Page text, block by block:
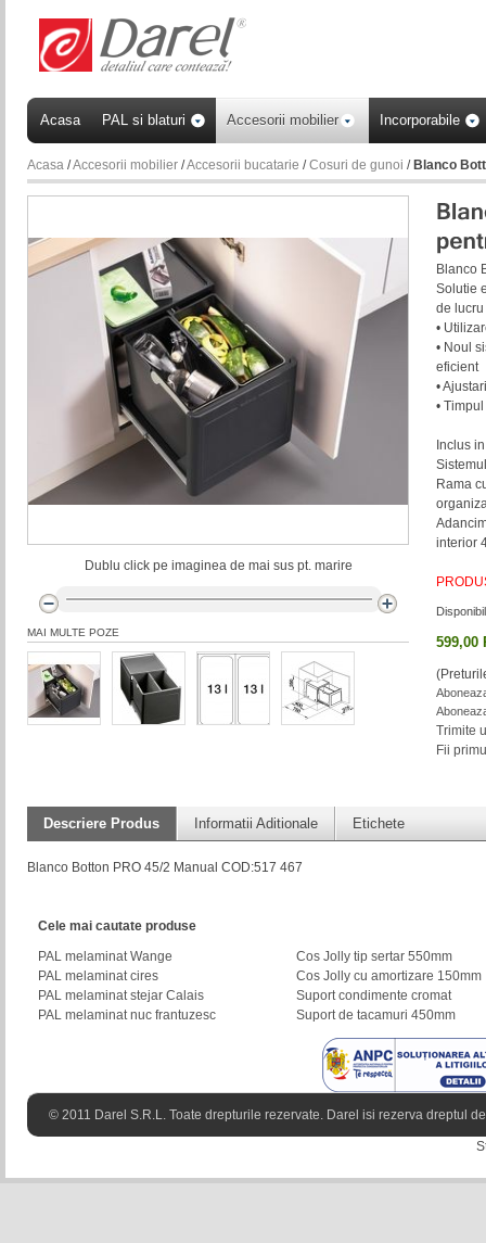
Blanco
Solutie
de lucru
•
• Noul
eficient
•
•
Inclus
Rama
interior
599,00
Trimite
Fii
Dublu click pe imaginea de mai sus pt. marire
MAI MULTE POZE
Descriere Produs Informatii Aditionale Etichete
Blanco Botton PRO 45/2 Manual COD:517 467
Acasa PAL si blaturi Accesorii mobilier Incorporabile
Acasa /Accesorii mobilier /Accesorii bucatarie /Cosuri de gunoi / Blanco
Cele mai cautate produse
PAL melaminat Wange
Cos Jolly tip sertar 550mm
PAL melaminat cires
Cos Jolly cu amortizare 150mm
PAL melaminat stejar Calais
Suport condimente cromat
PAL melaminat nuc frantuzesc
Suport de tacamuri 450mm
© 2011 Darel S.R.L. Toate drepturile rezervate. Darel isi rezerva dreptul